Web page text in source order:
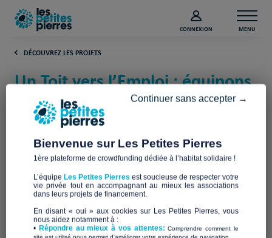
CONNEXION MENU
DÉCOUVREZ LES PROJETS
Un Toit vers l’Emploi : équipons
les 3 premières Tiny Houses !
(Rhône)
Entrepreneurs du Monde
Bienvenue sur Les Petites Pierres
1ère plateforme de crowdfunding dédiée à l’habitat solidaire !
L’équipe Les Petites Pierres est soucieuse de respecter votre
vie privée tout en accompagnant au mieux les associations
dans leurs projets de financement.
En disant « oui » aux cookies sur Les Petites Pierres, vous
nous aidez notamment à :
• Répondre au mieux à vos attentes:Comprendre comment le
Continuer sans accepter →